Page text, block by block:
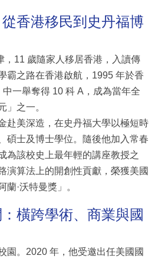
香港移民到史丹福博
，11 歲隨家人移居香港，入讀傳
霸之路在香港啟航，1995 年於香
一舉奪得 10 科 A，成為當年全
」之一。
赴美深造，在史丹福大學以極短時
碩士及博士學位。隨後他加入常春
為該校史上最年輕的講座教授之
演算法上的開創性貢獻，榮獲美國
·沃特曼獎」。
橫跨學術、商業與國
園。2020 年，他受邀出任美國國